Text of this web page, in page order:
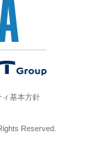
ィ基本方針
Reserved.